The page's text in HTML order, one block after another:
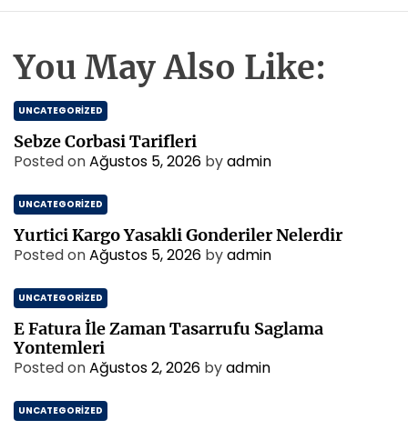
You May Also Like:
UNCATEGORIZED
Sebze Corbasi Tarifleri
Posted onAğustos 5, 2026 byadmin
UNCATEGORIZED
Yurtici Kargo Yasakli Gonderiler Nelerdir
Posted onAğustos 5, 2026 byadmin
UNCATEGORIZED
E Fatura İle Zaman Tasarrufu Saglama
Yontemleri
Posted onAğustos 2, 2026 byadmin
UNCATEGORIZED